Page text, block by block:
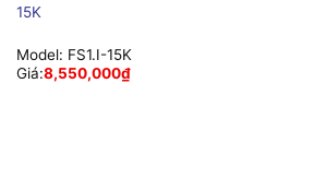
15K
Model: FS1.I-15K
Giá:8,550,000₫